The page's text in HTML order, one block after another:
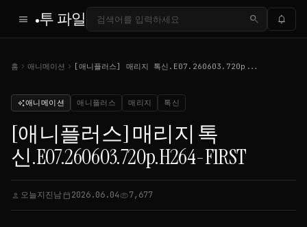
menu 투 파일 search notifications
홈 chevron_right 애니메이션 chevron_right [애니플러스] 매리지 톡신.E07.260603.720p...
auto_awesome애니메이션 애니플러스 매리지 톡신
[애니플러스] 매리지 톡
신.E07.260603.720p.H264-F1RST
person 오늘지진남calendar_today2026.06.04visibility7,677